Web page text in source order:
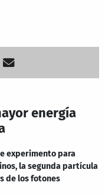
energía
experimento para
la segunda partícula
de los fotones